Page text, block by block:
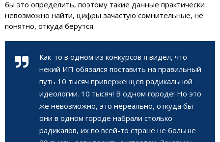
бы это определить, поэтому такие данные практически
невозможно найти, цифры зачастую сомнительные, не
понятно, откуда берутся.
Как-то в одном из конкурсов я видел, что
некий ИП обязался поставить на правильный
путь 10 тысяч приверженцев радикальной
идеологии. 10 тысяч! В одном городе! Но это
же невозможно, это нереально, откуда бы
они в одном городе набрали столько
радикалов, их по всей-то стране не больше